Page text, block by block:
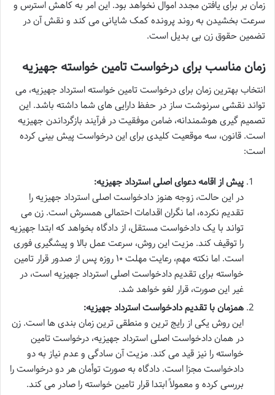
زمان بر برای یافتن مجدد اموال نخواهد بود. این امر به کاهش استرس و
سرعت بخشیدن به روند پرونده کمک شایانی می کند و نقش آن در
تضمین حقوق زن بی بدیل است.
زمان مناسب برای درخواست تامین خواسته جهیزیه
انتخاب بهترین زمان برای درخواست تامین خواسته استرداد جهیزیه، می
تواند نقشی سرنوشت ساز در حفظ دارایی های شما داشته باشد. این
تصمیم گیری هوشمندانه، ضامن موفقیت در فرآیند بازگرداندن جهیزیه
است. قانون، سه موقعیت کلیدی برای این درخواست پیش بینی کرده
است:
پیش از اقامه دعوای اصلی استرداد جهیزیه:
در این حالت، زوجه هنوز دادخواست اصلی استرداد جهیزیه را
تقدیم نکرده، اما نگران اقدامات احتمالی همسرش است. زن می
تواند با یک دادخواست مستقل، از دادگاه بخواهد که ابتدا جهیزیه
را توقیف کند. مزیت این روش، سرعت عمل بالا و پیشگیری فوری
است. اما نکته مهم، رعایت مهلت ۱۰ روزه پس از صدور قرار تامین
خواسته برای تقدیم دادخواست اصلی استرداد جهیزیه است، در
غیر این صورت، قرار لغو خواهد شد.
همزمان با تقدیم دادخواست استرداد جهیزیه:
این روش یکی از رایج ترین و منطقی ترین زمان بندی ها است. زن
در همان دادخواست اصلی استرداد جهیزیه، درخواست تامین
خواسته را نیز قید می کند. مزیت آن سادگی و عدم نیاز به دو
دادخواست مجزا است. دادگاه به صورت توأمان هر دو درخواست را
بررسی کرده و معمولاً ابتدا قرار تامین خواسته را صادر می کند.